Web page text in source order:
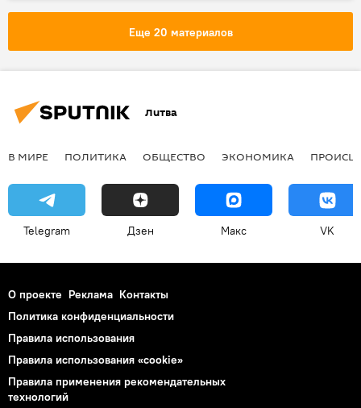
нетрезвое вождение
вождение в нетрезвом состоянии
Еще 20 материалов
Литва
В МИРЕ ПОЛИТИКА ОБЩЕСТВО ЭКОНОМИКА
Telegram Дзен Макс VK
О проекте Реклама Контакты
Политика конфиденциальности
Правила использования
Правила использования «cookie»
Правила применения рекомендательных
технологий